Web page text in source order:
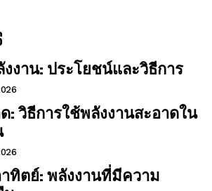
งาน: ประโยชน์และวิธีการ
: วิธีการใช้พลังงานสะอาดใน
ทิตย์: พลังงานที่มีความ